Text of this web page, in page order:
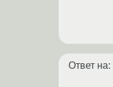
Ответ на: